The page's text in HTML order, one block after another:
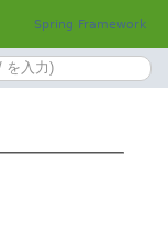
Spring Framework